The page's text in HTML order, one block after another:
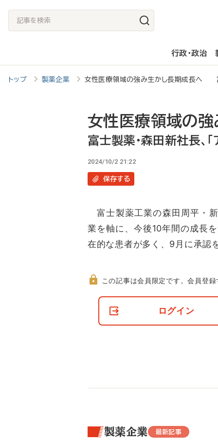
記
事
検
索
行政・政治
トップ 製薬企業 女性医療領域の強み生かし長期成長へ 富
女性医療領域の
富士製薬・森田新社長、
2024/10/2 21:22
保存する
富士製薬工業の森田周平・
業を軸に、今後10年間の成長
在的な患者が多く、9月に承認
て
この記事は会員限定です。会員登録
ログイン
製薬企業 最新記事